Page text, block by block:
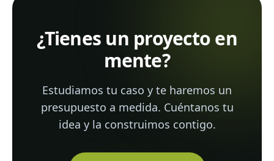
¿Tienes un proyecto en
mente?
Estudiamos tu caso y te haremos un
presupuesto a medida. Cuéntanos tu
idea y la construimos contigo.